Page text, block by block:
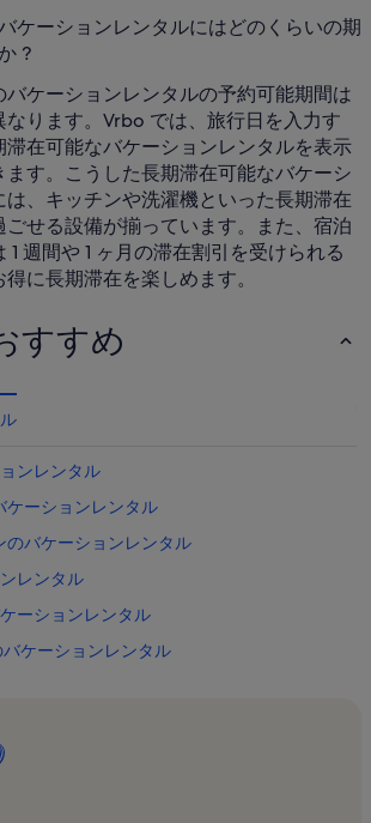
ケーションレンタルにはどのくらいの期
?
バケーションレンタルの予約可能期間は
ります。Vrbo では、旅行日を入力す
滞在可能なバケーションレンタルを表示
す。こうした長期滞在可能なバケーシ
は、キッチンや洗濯機といった長期滞在
ごせる設備が揃っています。また、宿泊
1 週間や 1 ヶ月の滞在割引を受けられる
に長期滞在を楽しめます。
すすめ
ンレンタル
ケーションレンタル
のバケーションレンタル
レンタル
ーションレンタル
ケーションレンタル
レンタル